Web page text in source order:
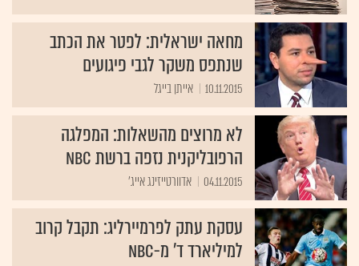
מחאה ישראלית: לפטר את הכתב
שנתפס משקר לגבי פיגועים
10.11.2015 אייתן בייגל
לא מרוצים מהשאלות: המפלגה
הרפובליקנית נזפה ברשת NBC
04.11.2015 אדוורטייזינג אייג'
עסקת עתק לפרמיירליג: תקבל קרוב
למיליארד ד' מ-NBC